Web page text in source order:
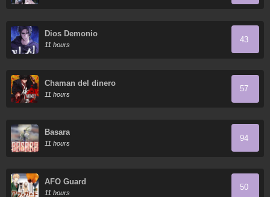
Dios Demonio
11 hours
43
Chaman del dinero
11 hours
57
Basara
11 hours
94
AFO Guard
11 hours
50